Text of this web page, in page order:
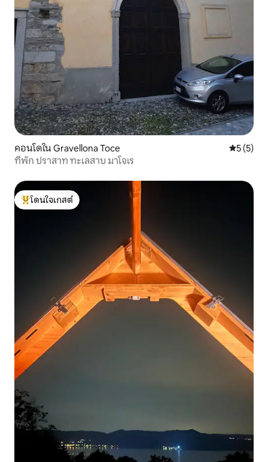
คอนโดใน Gravellona Toce คะแนนเฉ
5 (5)
ที่พัก ปราสาท ทะเลสาบ มาโจเร
โดนใจเกสต์ที่สุด
โดนใจเกสต์